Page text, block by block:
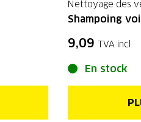
Nettoyage des
Shampoing
9,09 TVA incl.
En stock